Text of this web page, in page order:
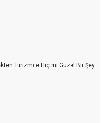
Turizmde Hiç mi Güzel Bir Şey